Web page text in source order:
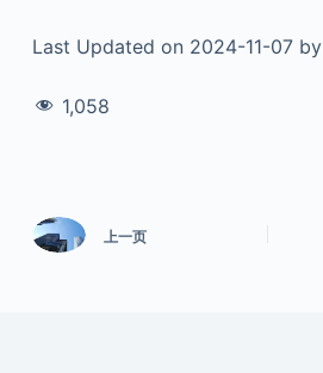
Last Updated on 2024-11-07 by
1,058
上一页